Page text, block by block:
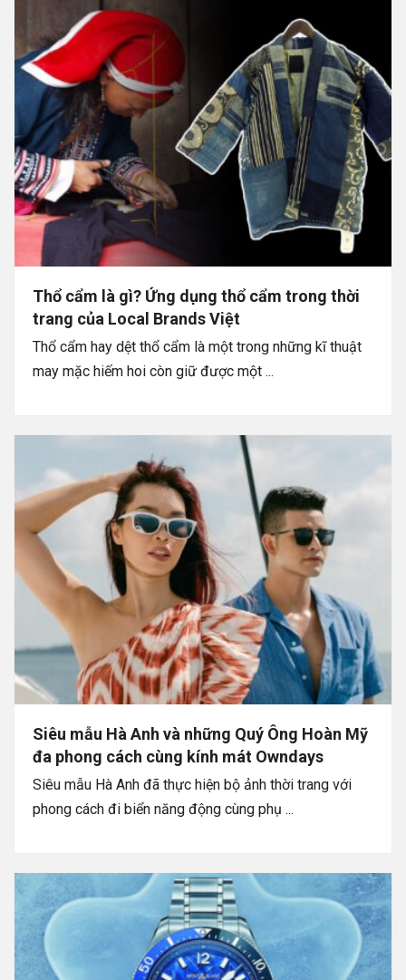
Thổ cẩm là gì? Ứng dụng thổ cẩm trong thời
trang của Local Brands Việt
Thổ cẩm hay dệt thổ cẩm là một trong những kĩ thuật
may mặc hiếm hoi còn giữ được một ...
Siêu mẫu Hà Anh và những Quý Ông Hoàn Mỹ
đa phong cách cùng kính mát Owndays
Siêu mẫu Hà Anh đã thực hiện bộ ảnh thời trang với
phong cách đi biển năng động cùng phụ ...